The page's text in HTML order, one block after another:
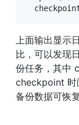
上面输出显示
比，可以发现
份任务，其中
checkpoint 时
备份数据可恢